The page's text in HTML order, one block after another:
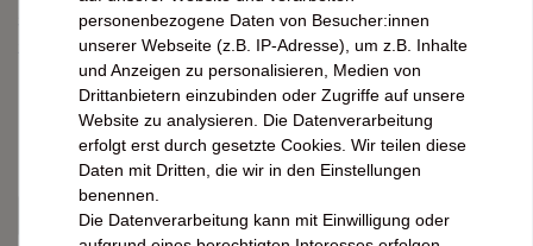
0
0
0
Bewertungssterne5
von
4
von
3
von
2
von
von
personenbezogene Daten von Besucher:innen
unserer Webseite (z.B. IP-Adresse), um z.B. Inhalte
und Anzeigen zu personalisieren, Medien von
Drittanbietern einzubinden oder Zugriffe auf unsere
Website zu analysieren. Die Datenverarbeitung
erfolgt erst durch gesetzte Cookies. Wir teilen diese
Daten mit Dritten, die wir in den Einstellungen
benennen.
Die Datenverarbeitung kann mit Einwilligung oder